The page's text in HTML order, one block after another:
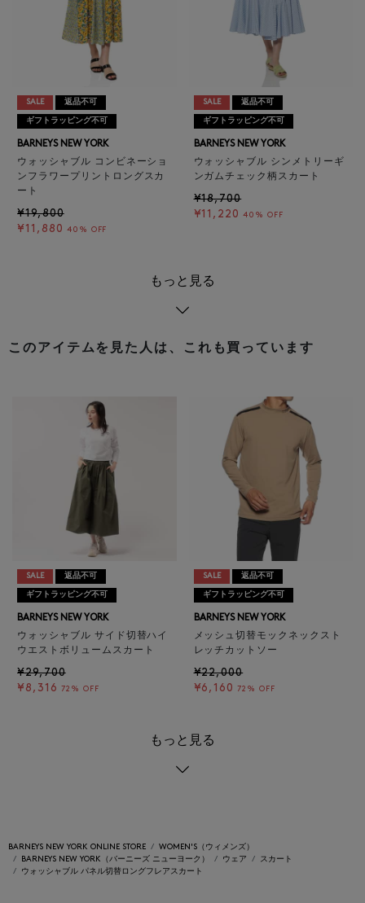
SALE 返品不可
ギフトラッピング不可
BARNEYS NEW YORK
ウォッシャブル コンビネーショ
ンフラワープリントロングスカ
ート
¥19,800
¥11,880 40% OFF
SALE 返品不可
ギフトラッピング不可
BARNEYS NEW YORK
ウォッシャブル シンメトリーギ
ンガムチェック柄スカート
¥18,700
¥11,220 40% OFF
もっと見る
このアイテムを見た人は、これも買っています
SALE 返品不可
ギフトラッピング不可
BARNEYS NEW YORK
ウォッシャブル サイド切替ハイ
ウエストボリュームスカート
¥29,700
¥8,316 72% OFF
SALE 返品不可
ギフトラッピング不可
BARNEYS NEW YORK
メッシュ切替モックネックスト
レッチカットソー
¥22,000
¥6,160 72% OFF
もっと見る
BARNEYS NEW YORK ONLINE STORE
WOMEN'S（ウィメンズ）
BARNEYS NEW YORK（バーニーズ ニューヨーク）
ウェア
スカート
ウォッシャブル パネル切替ロングフレアスカート